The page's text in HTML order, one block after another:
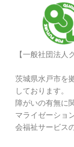
【一般社団法人
茨城県水戸市を
しております。
障がいの有無に
マライゼーショ
会福祉サービス